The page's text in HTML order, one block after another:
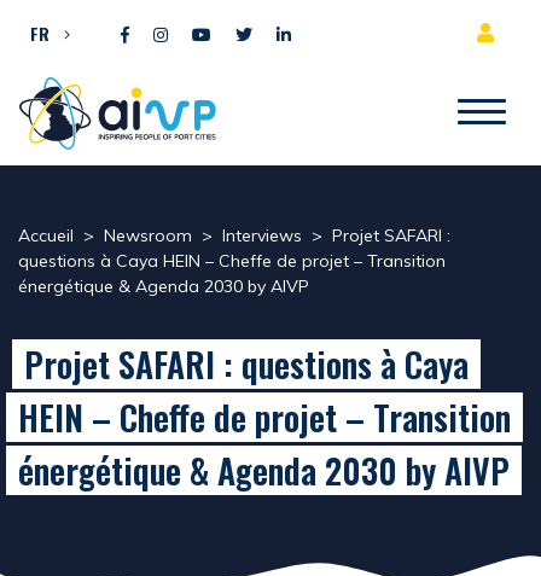
FR
Accueil > Newsroom > Interviews > Projet SAFARI :
questions à Caya HEIN – Cheffe de projet – Transition
énergétique & Agenda 2030 by AIVP
Projet SAFARI : questions à Caya
HEIN – Cheffe de projet – Transition
énergétique & Agenda 2030 by AIVP